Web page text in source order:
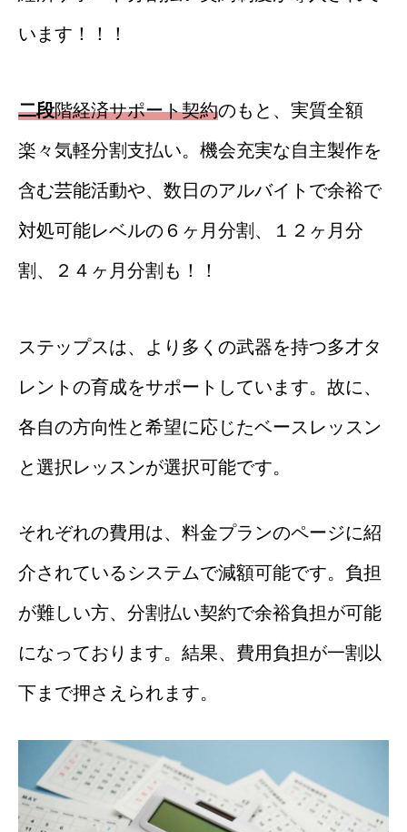
います！！！
二段階経済サポート契約のもと、実質全額
楽々気軽分割支払い。機会充実な自主製作を
含む芸能活動や、数日のアルバイトで余裕で
対処可能レベルの６ヶ月分割、１２ヶ月分
割、２４ヶ月分割も！！
ステップスは、より多くの武器を持つ多才タ
レントの育成をサポートしています。故に、
各自の方向性と希望に応じたベースレッスン
と選択レッスンが選択可能です。
それぞれの費用は、料金プランのページに紹
介されているシステムで減額可能です。負担
が難しい方、分割払い契約で余裕負担が可能
になっております。結果、費用負担が一割以
下まで押さえられます。